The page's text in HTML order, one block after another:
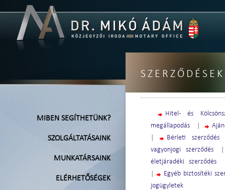
SZERZŐDÉSEK
MIBEN SEGÍTHETÜNK?
SZOLGÁLTATÁSAINK
MUNKATÁRSAINK
ELÉRHETŐSÉGEK
Hitel- és
megállapodás
Bérleti szerződés
vagyonjogi szerződés
életjáradéki szerződés
Egyéb biztosítéki
jogügyletek